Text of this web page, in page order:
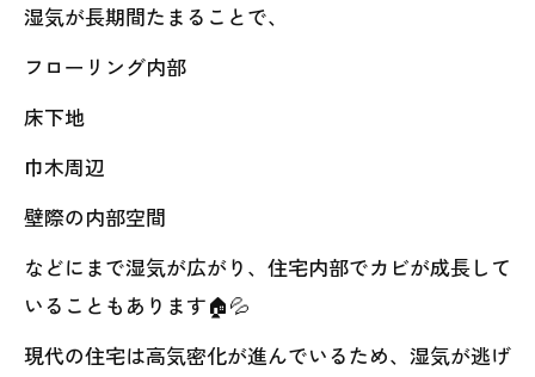
湿気が長期間たまることで、
フローリング内部
床下地
巾木周辺
壁際の内部空間
などにまで湿気が広がり、住宅内部でカビが成長して
いることもあります🏠💦
現代の住宅は高気密化が進んでいるため、湿気が逃げ